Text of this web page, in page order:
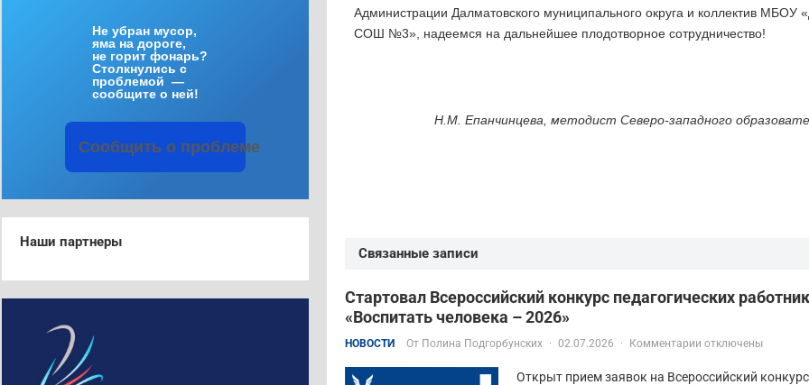
Не убран мусор,
яма на дороге,
не горит фонарь?
Столкнулись с
проблемой —
сообщите о ней!
Сообщить о проблеме
Наши партнеры
Администрации Далматовского муниципального округа и коллектив МБОУ
СОШ №3», надеемся на дальнейшее плодотворное сотрудничество!
Н.М. Епанчинцева, методист Северо-западного
Связанные записи
Стартовал Всероссийский конкурс педагогических
«Воспитать человека – 2026»
НОВОСТИ От Полина Подгорбунских · 02.07.2026 · Комментарии отключены
Открыт прием заявок на Всероссийский конкурс